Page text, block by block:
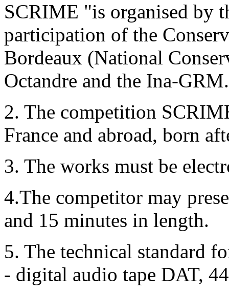
SCRIME "is organised by
participation of the
Bordeaux (National
Octandre and the Ina-GRM.
2. The competition
France and abroad, born
3. The works must be
4.The competitor may
and 15 minutes in length.
5. The technical standard
- digital audio tape DAT,